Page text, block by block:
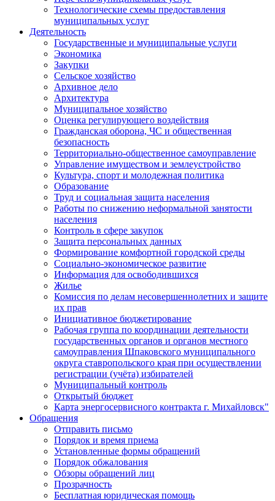
Технологические схемы предоставления
муниципальных услуг
Деятельность
Государственные и муниципальные услуги
Экономика
Закупки
Сельское хозяйство
Архивное дело
Архитектура
Муниципальное хозяйство
Оценка регулирующего воздействия
Гражданская оборона, ЧС и общественная
безопасность
Территориально-общественное самоуправление
Управление имуществом и землеустройство
Культура, спорт и молодежная политика
Образование
Труд и социальная защита населения
Работы по снижению неформальной занятости
населения
Контроль в сфере закупок
Защита персональных данных
Формирование комфортной городской среды
Социально-экономическое развитие
Информация для освободившихся
Жилье
Комиссия по делам несовершеннолетних и защите
их прав
Инициативное бюджетирование
Рабочая группа по координации деятельности
государственных органов и органов местного
самоуправления Шпаковского муниципального
округа ставропольского края при осуществлении
регистрации (учёта) избирателей
Муниципальный контроль
Открытый бюджет
Карта энергосервисного контракта г. Михайловск"
Обращения
Отправить письмо
Порядок и время приема
Установленные формы обращений
Порядок обжалования
Обзоры обращений лиц
Прозрачность
Бесплатная юридическая помощь